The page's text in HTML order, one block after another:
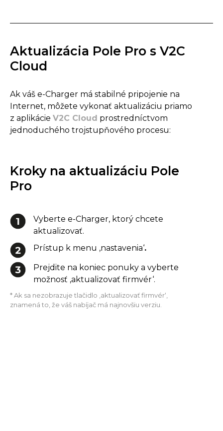
Aktualizácia Pole Pro s V2C
Cloud
Ak váš e-Charger má stabilné pripojenie na
Internet, môžete vykonať aktualizáciu priamo
z aplikácie V2C Cloud prostredníctvom
jednoduchého trojstupňového procesu:
Kroky na aktualizáciu Pole
Pro
Vyberte e-Charger, ktorý chcete
aktualizovať.
Prístup k menu ‚nastavenia‘.
Prejdite na koniec ponuky a vyberte
možnosť ‚aktualizovať firmvér‘.
* Ak sa nezobrazuje tlačidlo ‚aktualizovať firmvér‘,
znamená to, že váš nabíjač má najnovšiu verziu.